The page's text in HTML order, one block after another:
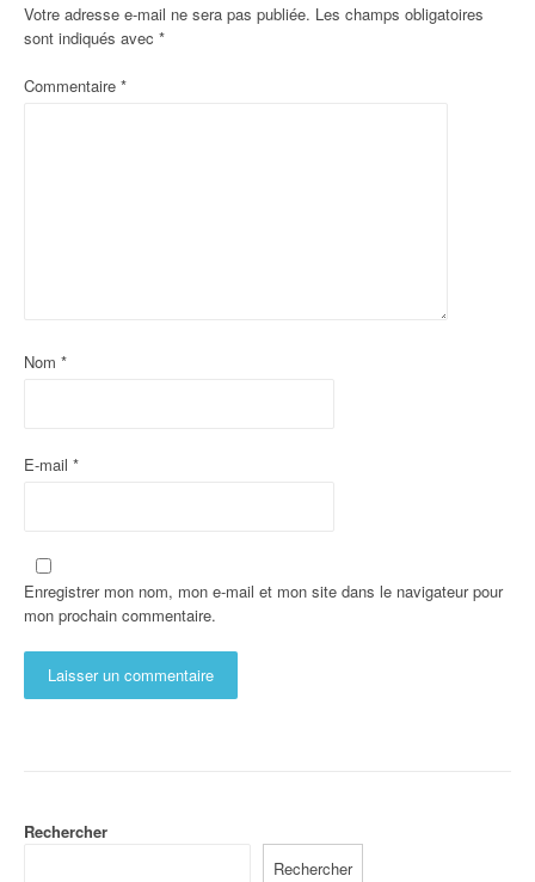
Votre adresse e-mail ne sera pas publiée. Les champs obligatoires
sont indiqués avec *
Commentaire *
Nom *
E-mail *
Enregistrer mon nom, mon e-mail et mon site dans le navigateur pour
mon prochain commentaire.
Rechercher
Rechercher